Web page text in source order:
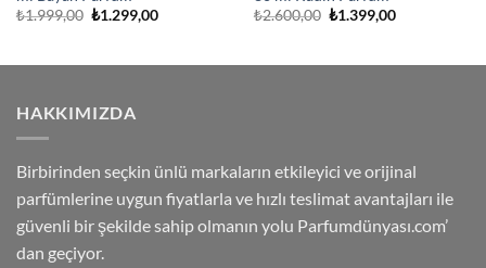
₺1.999,00 Orijinal
₺1.299,00Şu
₺2.600,00 Orijinal
₺1.399,00Şu
HAKKIMIZDA
Birbirinden seçkin ünlü markaların etkileyici ve orijinal
parfümlerine uygun fiyatlarla ve hızlı teslimat avantajları ile
güvenli bir şekilde sahip olmanın yolu Parfumdünyası.com’
dan geçiyor.